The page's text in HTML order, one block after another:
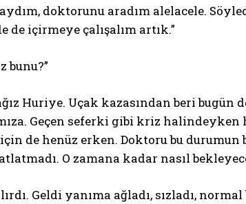
doktorunu aradım alelacele.
içirmeye çalışalım artık.”
bunu?”
Huriye. Uçak kazasından beri bugün
Geçen seferki gibi kriz
de henüz erken. Doktoru bu
O zamana kadar nasıl
Geldi yanıma ağladı, sızladı,